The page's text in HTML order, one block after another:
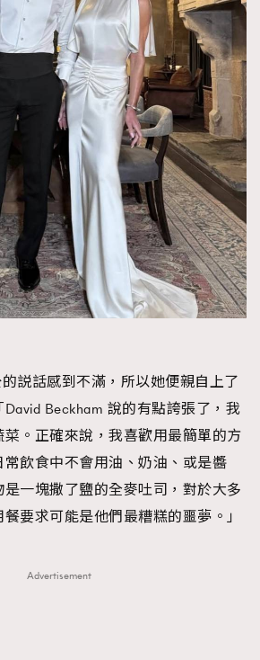
説話感到不滿，所以她便親自上了
Beckham 說的有點誇張了，我
。正確來說，我喜歡用最簡單的方
飲食中不會用油、奶油、或是醬
一塊撒了鹽的全麥吐司，對於大多
要求可能是他們最糟糕的噩夢。」
Advertisement